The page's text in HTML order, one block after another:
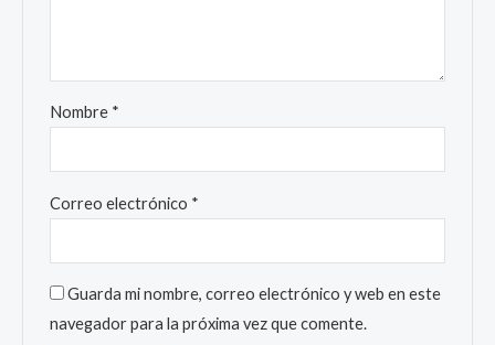
Nombre *
Correo electrónico *
Guarda mi nombre, correo electrónico y web en este
navegador para la próxima vez que comente.